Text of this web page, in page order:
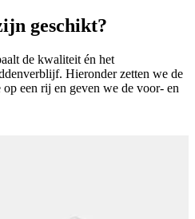
geschikt?
de kwaliteit én het
Hieronder zetten we de
een rij en geven we de voor- en